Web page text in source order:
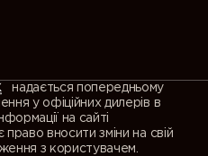
надається попередньому
у офіційних дилерів в
на сайті
вносити зміни на свій
з користувачем.